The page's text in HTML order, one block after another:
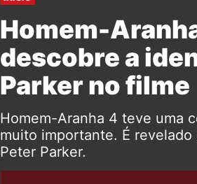
Homem-
descobre a
Parker no filme
Homem-Aranha 4 teve uma
muito importante. É
Peter Parker.